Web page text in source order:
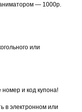
— 1000р.
или
номер и код купона!
в электронном или